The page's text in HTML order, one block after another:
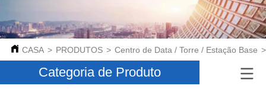
CASA > PRODUTOS > Centro de Data / Torre / Estação Base >
Categoria de Produto